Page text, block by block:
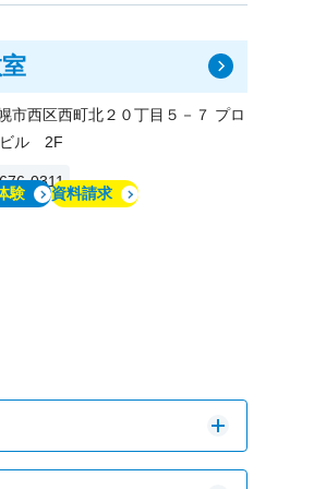
市西区西町北２０丁目５－７ プロ
ビル 2F
0311
験 資料請求